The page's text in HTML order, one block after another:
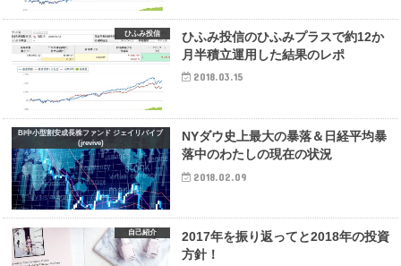
ひふみ投信
ひふみ投信のひふみプラスで約12か
月半積立運用した結果のレポ
2018.03.15
BI中小型割安成長株ファンド ジェイリバイブ
(jrevive)
NYダウ史上最大の暴落＆日経平均暴
落中のわたしの現在の状況
2018.02.09
自己紹介
2017年を振り返ってと2018年の投資
方針！